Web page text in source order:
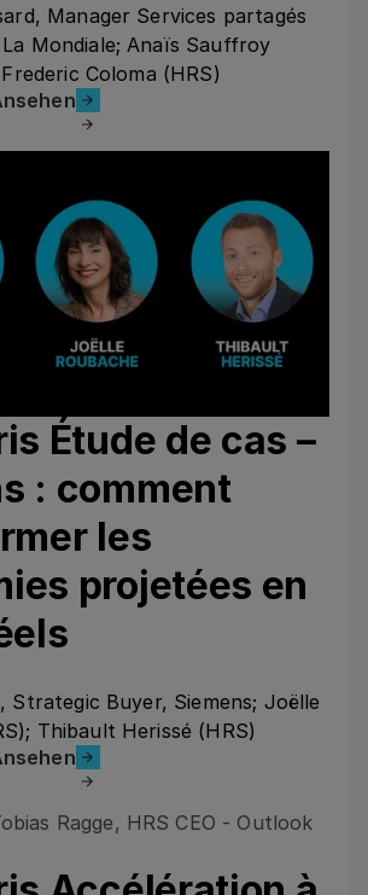
Manager Services partagés
Mondiale; Anaïs Sauffroy
Coloma (HRS)
Demand Ansehen
Étude de cas –
: comment
les
projetées en
Strategic Buyer, Siemens; Joëlle
Thibault Herissé (HRS)
Demand Ansehen